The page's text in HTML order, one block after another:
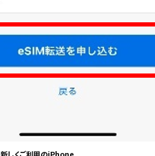
新しくご利用のiPhone